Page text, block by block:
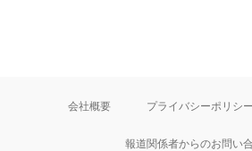
会社概要 プライバシーポリシー
報道関係者からのお問い